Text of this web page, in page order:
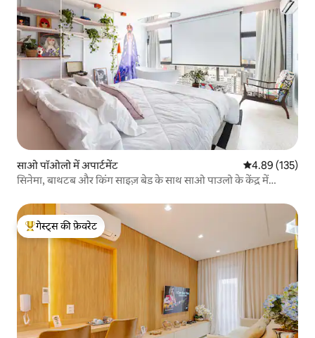
साओ पॉओलो में अपार्टमेंट औसत रेटिंग 5 में से
4.89 (135)
सिनेमा, बाथटब और किंग साइज़ बेड के साथ साओ पाउलो के केंद्र में
गेस्ट्स का टॉप फ़ेवरेट
गेस्ट्स की फ़ेवरेट